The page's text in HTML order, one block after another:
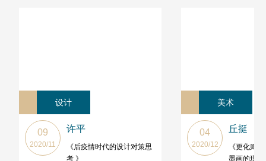
设计
09
2020/11
许平
《后疫情时代的设计对策思
考 》
美术
04
2020/12
丘挺
《更化则
墨画的现